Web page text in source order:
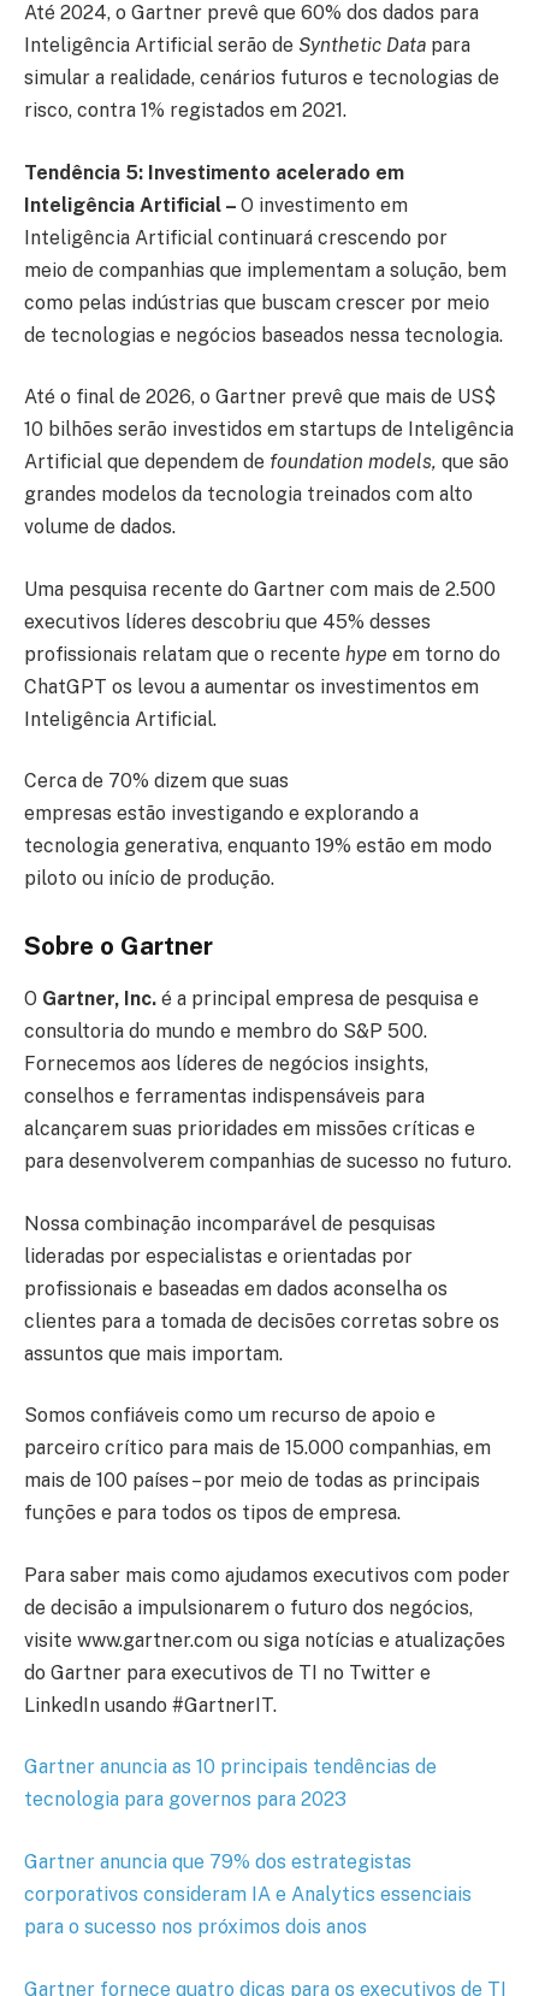
Até 2024, o Gartner prevê que 60% dos dados para
Inteligência Artificial serão de Synthetic Data para
simular a realidade, cenários futuros e tecnologias de
risco, contra 1% registados em 2021.
Tendência 5: Investimento acelerado em
Inteligência Artificial – O investimento em
Inteligência Artificial continuará crescendo por
meio de companhias que implementam a solução, bem
como pelas indústrias que buscam crescer por meio
de tecnologias e negócios baseados nessa tecnologia.
Até o final de 2026, o Gartner prevê que mais de US$
10 bilhões serão investidos em startups de Inteligência
Artificial que dependem de foundation models, que são
grandes modelos da tecnologia treinados com alto
volume de dados.
Uma pesquisa recente do Gartner com mais de 2.500
executivos líderes descobriu que 45% desses
profissionais relatam que o recente hype em torno do
ChatGPT os levou a aumentar os investimentos em
Inteligência Artificial.
Cerca de 70% dizem que suas
empresas estão investigando e explorando a
tecnologia generativa, enquanto 19% estão em modo
piloto ou início de produção.
Sobre o Gartner
O Gartner, Inc. é a principal empresa de pesquisa e
consultoria do mundo e membro do S&P 500.
Fornecemos aos líderes de negócios insights,
conselhos e ferramentas indispensáveis para
alcançarem suas prioridades em missões críticas e
para desenvolverem companhias de sucesso no futuro.
Nossa combinação incomparável de pesquisas
lideradas por especialistas e orientadas por
profissionais e baseadas em dados aconselha os
clientes para a tomada de decisões corretas sobre os
assuntos que mais importam.
Somos confiáveis como um recurso de apoio e
parceiro crítico para mais de 15.000 companhias, em
mais de 100 países – por meio de todas as principais
funções e para todos os tipos de empresa.
Para saber mais como ajudamos executivos com poder
de decisão a impulsionarem o futuro dos negócios,
visite www.gartner.com ou siga notícias e atualizações
do Gartner para executivos de TI no Twitter e
LinkedIn usando #GartnerIT.
Gartner anuncia as 10 principais tendências de
tecnologia para governos para 2023
Gartner anuncia que 79% dos estrategistas
corporativos consideram IA e Analytics essenciais
para o sucesso nos próximos dois anos
Gartner fornece quatro dicas para os executivos de TI